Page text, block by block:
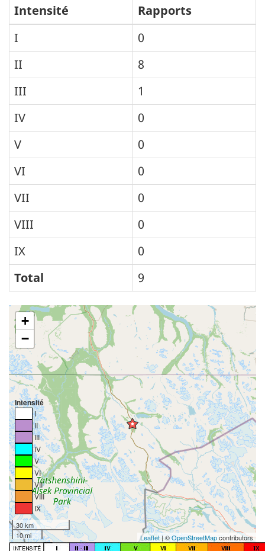
Intensité
Rapports
I
0
II
8
III
1
IV
0
V
0
VI
0
VII
0
VIII
0
IX
0
Total
9
+
−
Intensité
I
II
III
IV
V
VI
VII
VIII
IX
30 km
10 mi
Leaflet| ©OpenStreetMapcontributors